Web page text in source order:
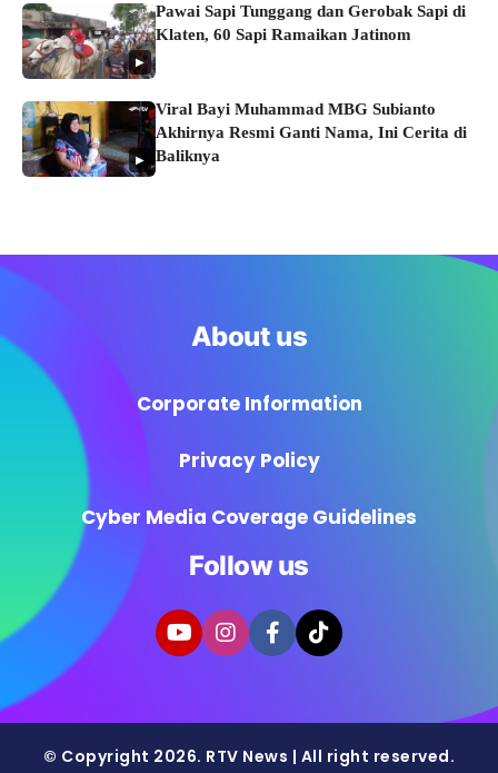
▶
Pawai Sapi Tunggang dan Gerobak Sapi di
Klaten, 60 Sapi Ramaikan Jatinom
▶
Viral Bayi Muhammad MBG Subianto
Akhirnya Resmi Ganti Nama, Ini Cerita di
Baliknya
About us
Corporate Information
Privacy Policy
Cyber Media Coverage Guidelines
Follow us
© Copyright 2026. RTV News | All right reserved.